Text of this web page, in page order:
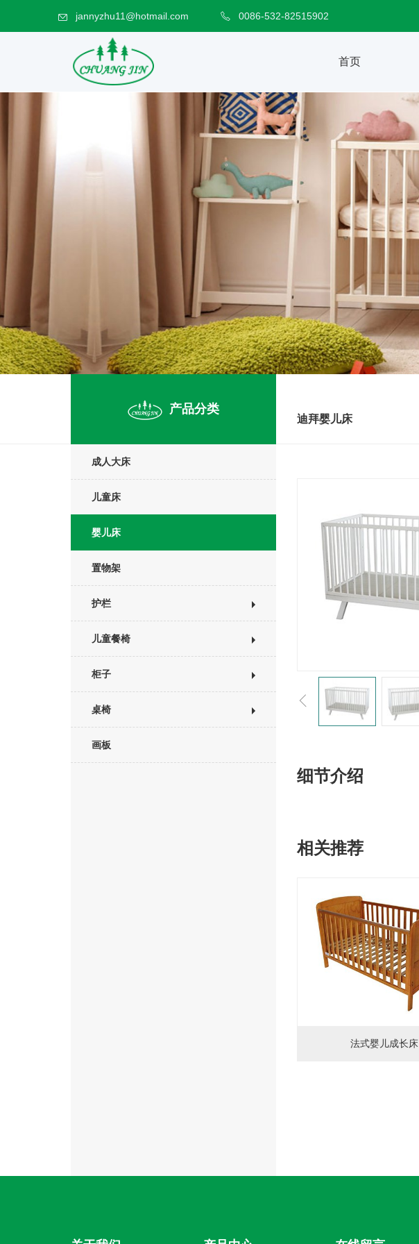
jannyzhu11@hotmail.com 0086-532-82515902
首页
产品分类
成人大床
儿童床
婴儿床
置物架
护栏
儿童餐椅
柜子
桌椅
画板
迪拜婴儿床
细节介绍
相关推荐
法式婴儿成长床